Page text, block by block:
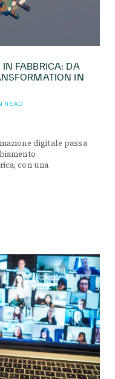
FABBRICA: DA
IN
READ
digitale passa
con una